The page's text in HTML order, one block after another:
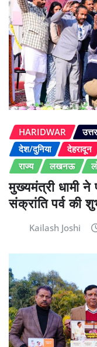
HARIDWAR
देश/दुनिया
देहरादून
राज्य
लखनऊ
मुख्यमंत्री धामी
संक्रांति पर्व की
Kailash Joshi